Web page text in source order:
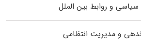
و روابط بین الملل
و مدیریت انتظامی